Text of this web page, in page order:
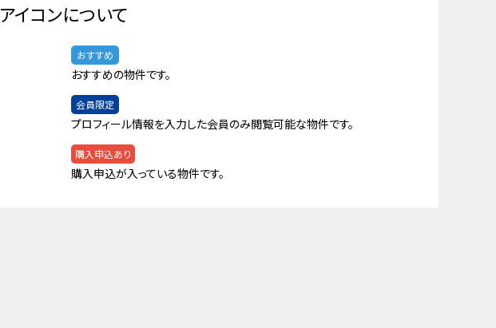
アイコンについて
おすすめ
おすすめの物件です。
会員限定
プロフィール情報を入力した会員のみ閲覧可能な物件です。
購入申込あり
購入申込が入っている物件です。